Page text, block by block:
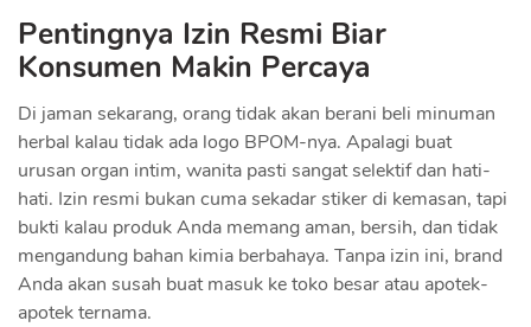
Pentingnya Izin Resmi Biar
Konsumen Makin Percaya
Di jaman sekarang, orang tidak akan berani beli minuman
herbal kalau tidak ada logo BPOM-nya. Apalagi buat
urusan organ intim, wanita pasti sangat selektif dan hati-
hati. Izin resmi bukan cuma sekadar stiker di kemasan, tapi
bukti kalau produk Anda memang aman, bersih, dan tidak
mengandung bahan kimia berbahaya. Tanpa izin ini, brand
Anda akan susah buat masuk ke toko besar atau apotek-
apotek ternama.